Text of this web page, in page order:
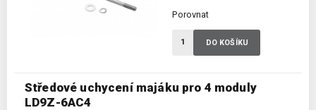
Středové uchycení majáku pro 4 moduly
LD9Z-6AC4
Porovnat
DO KOŠÍKU